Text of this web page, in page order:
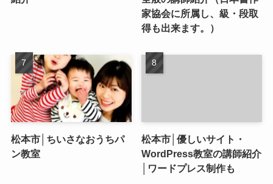
家協会に所属し、級・段取
得も出来ます。）
松本市│ちいさなおうちパ
ン教室
松本市│優しいサイト・
WordPress教室の講師紹介
│ワードプレス制作も